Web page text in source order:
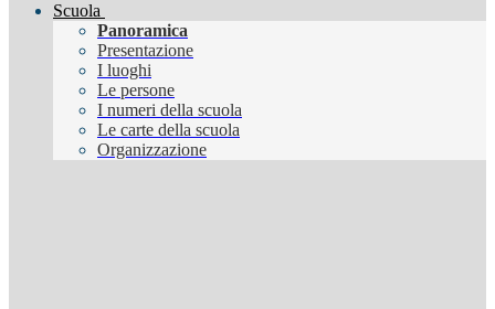
Scuola
Panoramica
Presentazione
I luoghi
Le persone
I numeri della scuola
Le carte della scuola
Organizzazione